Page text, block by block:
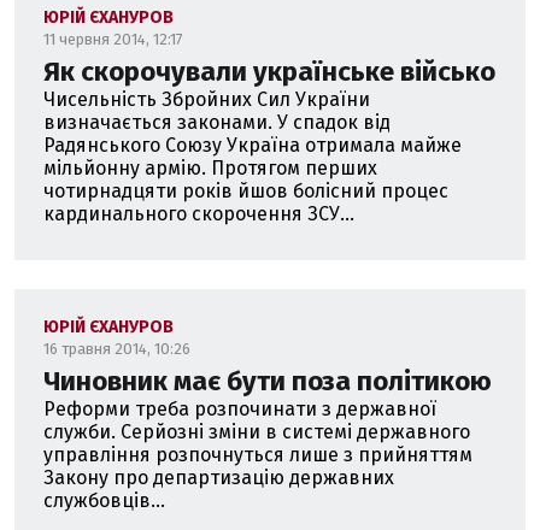
Кандидат економічних наук (аспірантура Держплану
УРСР). Понад 20 років викладаю на економічному
факультеті Київського національного університету.
Професор з 2004 року.
Трудоголік. Політичні погляди - ліберальні. Головною
бідою України вважаю неорганізованість та популізм.
ЮРІЙ ЄХАНУРОВ
11 червня 2014, 12:17
Як скорочували українське військо
Чисельність Збройних Сил України
визначається законами. У спадок від
Радянського Союзу Україна отримала майже
мільйонну армію. Протягом перших
чотирнадцяти років йшов болісний процес
кардинального скорочення ЗСУ...
ЮРІЙ ЄХАНУРОВ
16 травня 2014, 10:26
Чиновник має бути поза політикою
Реформи треба розпочинати з державної
служби. Серйозні зміни в системі державного
управління розпочнуться лише з прийняттям
Закону про департизацію державних
службовців...